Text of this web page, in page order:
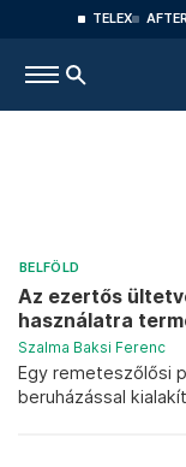
TELEX
BELFÖLD
Az ezertős
használatra
Szalma Baksi Ferenc
Egy remeteszőlősi
beruházással